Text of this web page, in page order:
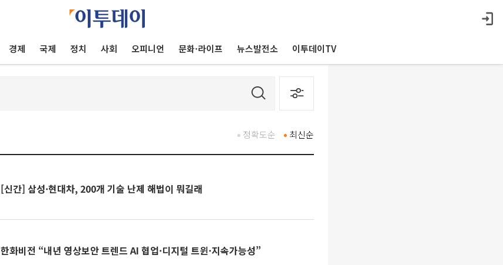
경제 국제 정치 사회 오피니언 문화·라이프 뉴스발전소 이투데이TV
최신순
정확도순
[신간] 삼성·현대차, 200개 기술 난제 해법이 뭐길래
한화비전 “내년 영상보안 트렌드 AI 협업·디지털 트윈·지속가능성”